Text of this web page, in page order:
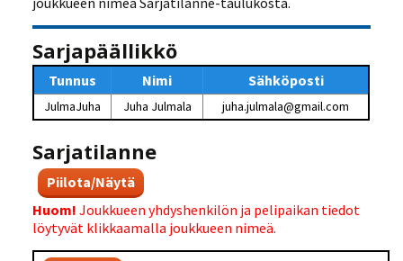
Sarjapäällikkö
Tunnus Nimi Sähköposti
JulmaJuha Juha Julmala juha.julmala@gmail.com
Sarjatilanne
Piilota/Näytä
Huom! Joukkueen yhdyshenkilön ja pelipaikan tiedot
löytyvät klikkaamalla joukkueen nimeä.